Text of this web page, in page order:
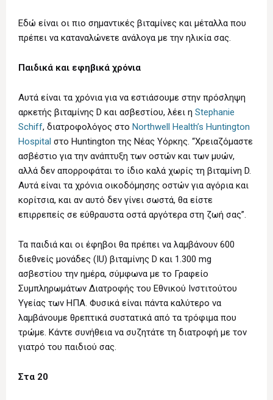
Εδώ είναι οι πιο σημαντικές βιταμίνες και μέταλλα που
πρέπει να καταναλώνετε ανάλογα με την ηλικία σας.
Παιδικά και εφηβικά χρόνια
Αυτά είναι τα χρόνια για να εστιάσουμε στην πρόσληψη
αρκετής βιταμίνης D και ασβεστίου, λέει η Stephanie
Schiff, διατροφολόγος στο Northwell Health’s Huntington
Hospital στο Huntington της Νέας Υόρκης. “Χρειαζόμαστε
ασβέστιο για την ανάπτυξη των οστών και των μυών,
αλλά δεν απορροφάται το ίδιο καλά χωρίς τη βιταμίνη D.
Αυτά είναι τα χρόνια οικοδόμησης οστών για αγόρια και
κορίτσια, και αν αυτό δεν γίνει σωστά, θα είστε
επιρρεπείς σε εύθραυστα οστά αργότερα στη ζωή σας”.
Τα παιδιά και οι έφηβοι θα πρέπει να λαμβάνουν 600
διεθνείς μονάδες (IU) βιταμίνης D και 1.300 mg
ασβεστίου την ημέρα, σύμφωνα με το Γραφείο
Συμπληρωμάτων Διατροφής του Εθνικού Ινστιτούτου
Υγείας των ΗΠΑ. Φυσικά είναι πάντα καλύτερο να
λαμβάνουμε θρεπτικά συστατικά από τα τρόφιμα που
τρώμε. Κάντε συνήθεια να συζητάτε τη διατροφή με τον
γιατρό του παιδιού σας.
Στα 20